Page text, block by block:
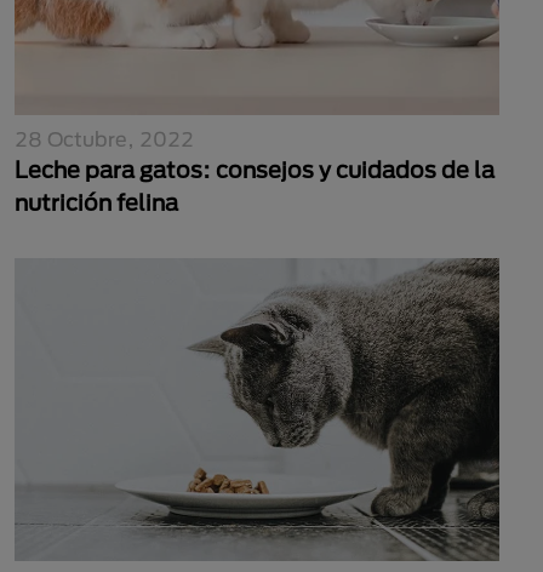
28 Octubre, 2022
Leche para gatos: consejos y cuidados de la
nutrición felina